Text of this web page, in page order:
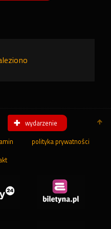
wydarzenie
polityka prywatności